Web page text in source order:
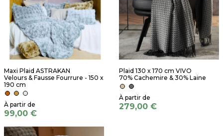
Maxi Plaid ASTRAKAN
Velours & Fausse Fourrure - 150 x
190 cm
99,00 €
Plaid 130 x 170 cm VIVO
70% Cachemire & 30% Laine
279,00 €